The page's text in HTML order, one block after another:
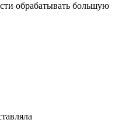
обрабатывать большую